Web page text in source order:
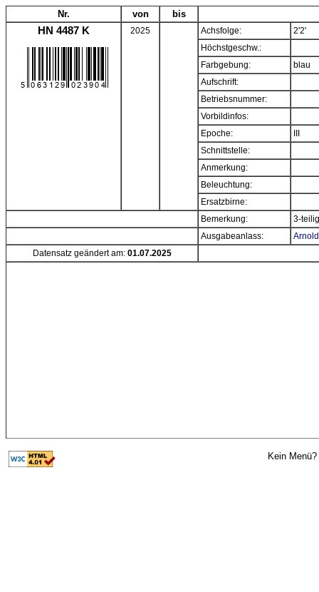
Nr. von bis
HN 4487 K 2025 Achsfolge:
2'2'
Höchstgeschw.:
Farbgebung:
blau
Aufschrift:
Betriebsnummer:
Vorbildinfos:
Epoche:
Schnittstelle:
Anmerkung:
Beleuchtung:
Ersatzbirne:
Bemerkung:
3-
Ausgabeanlass:
Datensatz geändert am: 01.07.2025
Kein